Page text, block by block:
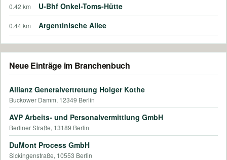
0.42 km U-Bhf Onkel-Toms-Hütte
0.44 km Argentinische Allee
Neue Einträge im Branchenbuch
Allianz Generalvertretung Holger Kothe
Buckower Damm, 12349 Berlin
AVP Arbeits- und Personalvermittlung GmbH
Berliner Straße, 13189 Berlin
DuMont Process GmbH
Sickingenstraße, 10553 Berlin